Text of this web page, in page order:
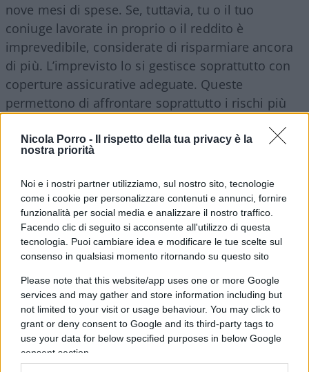
Nicola Porro -
Il rispetto della tua privacy è la
nostra priorità
Noi e i nostri partner utilizziamo, sul nostro sito, tecnologie
come i cookie per personalizzare contenuti e annunci, fornire
funzionalità per social media e analizzare il nostro traffico.
Facendo clic di seguito si acconsente all'utilizzo di questa
tecnologia. Puoi cambiare idea e modificare le tue scelte sul
consenso in qualsiasi momento ritornando su questo sito
Please note that this website/app uses one or more Google
services and may gather and store information including but
not limited to your visit or usage behaviour. You may click to
grant or deny consent to Google and its third-party tags to
use your data for below specified purposes in below Google
consent section.
nove mesi di spese. Se, tuttavia, tu o il tuo
coniuge lavorate in proprio o il reddito è
imprevedibile, considerate di risparmiare ancora
di più. L’imprevisto lo si gestisce soprattutto con
coperture assicurative adeguate. Queste
permettono di affrontare soprattutto i rischi più
una persona o di una famiglia e che non
sarebbero assolutamente sostenibili attraverso un
fondo di emergenza.
Priorità 2: ottenere obiettivi a
lungo termine in ordine
La pensione viene prima di tutto.Quando si
fissano obiettivi finanziari, i pianificatori
consigliano di risparmiare per la pensione
rispetto al risparmio per l’istruzione dei propri
figli. Ricorda: gli studenti hanno accesso a